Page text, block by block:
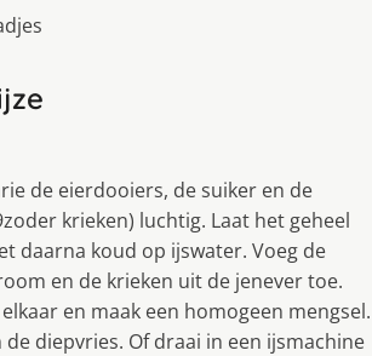
de eierdooiers, de suiker en de
krieken) luchtig. Laat het geheel
daarna koud op ijswater. Voeg de
en de krieken uit de jenever toe.
en maak een homogeen mengsel.
diepvries. Of draai in een ijsmachine